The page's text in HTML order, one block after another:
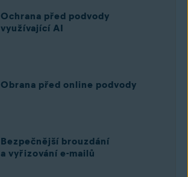
Ochrana před podvody
využívající AI
Obrana před online podvody
Bezpečnější brouzdání
a vyřizování e-mailů